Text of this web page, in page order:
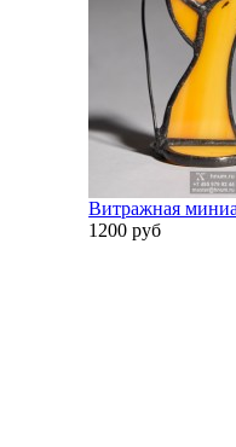
Витражная
1200 руб